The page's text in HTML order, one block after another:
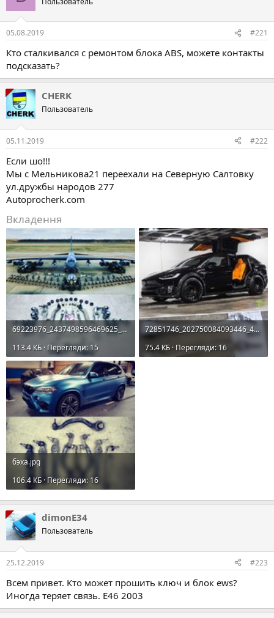
05.08.2019 #221
Кто сталкивался с ремонтом блока ABS, можете контакты
подсказать?
CHERK
Пользователь
05.11.2019 #222
Если шо!!!
Мы с Мельникова21 переехали на Северную Салтовку
ул.дружбы народов 277
Autoprocherk.com
Вкладення
69223976_2437498596469625_8006395430641302650_n(1).jpg
113.4 КБ · Перегляди: 15
72851746_202750084093446_4901017179565107626_n.jpg
75.4 КБ · Перегляди: 16
бэха.jpg
106.4 КБ · Перегляди: 16
dimonE34
Пользователь
25.12.2019 #223
Всем привет. Кто может прошить ключ и блок ews?
Иногда теряет связь. Е46 2003